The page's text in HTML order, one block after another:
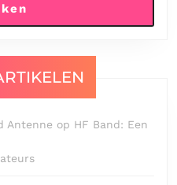
Antenne op HF Band: Een